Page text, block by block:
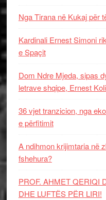
Nga Tirana në Kukaj për
Kardinali Ernest Simoni
e Spaçit
Dom Ndre Mjeda, sipas
letrave shqipe, Ernest
36 vjet tranzicion, nga
e përfitimit
A ndihmon krijimtaria në
fshehura?
PROF. AHMET QERIQI
DHE LUFTЁS PЁR LIRI!